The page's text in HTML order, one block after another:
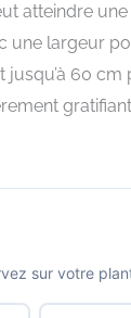
atteindre
largeur
60 cm
sur votre